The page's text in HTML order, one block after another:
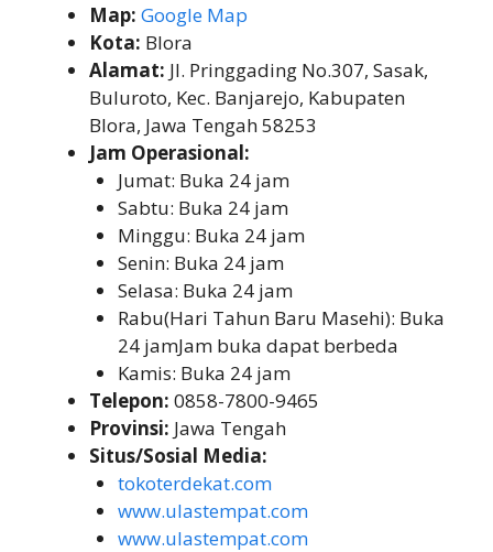
Map: Google Map
Kota: Blora
Alamat: Jl. Pringgading No.307, Sasak,
Buluroto, Kec. Banjarejo, Kabupaten
Blora, Jawa Tengah 58253
Jam Operasional:
Jumat: Buka 24 jam
Sabtu: Buka 24 jam
Minggu: Buka 24 jam
Senin: Buka 24 jam
Selasa: Buka 24 jam
Rabu(Hari Tahun Baru Masehi): Buka
24 jamJam buka dapat berbeda
Kamis: Buka 24 jam
Telepon: 0858-7800-9465
Provinsi: Jawa Tengah
Situs/Sosial Media:
tokoterdekat.com
www.ulastempat.com
www.ulastempat.com